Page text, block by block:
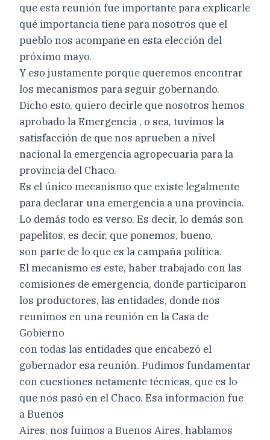
que esta reunión fue importante para explicarle
qué importancia tiene para nosotros que el
pueblo nos acompañe en esta elección del
próximo mayo.
Y eso justamente porque queremos encontrar
los mecanismos para seguir gobernando.
Dicho esto, quiero decirle que nosotros hemos
aprobado la Emergencia , o sea, tuvimos la
satisfacción de que nos aprueben a nivel
nacional la emergencia agropecuaria para la
provincia del Chaco.
Es el único mecanismo que existe legalmente
para declarar una emergencia a una provincia.
Lo demás todo es verso. Es decir, lo demás son
papelitos, es decir, que ponemos, bueno,
son parte de lo que es la campaña política.
El mecanismo es este, haber trabajado con las
comisiones de emergencia, donde participaron
los productores, las entidades, donde nos
reunimos en una reunión en la Casa de
Gobierno
con todas las entidades que encabezó el
gobernador esa reunión. Pudimos fundamentar
con cuestiones netamente técnicas, que es lo
que nos pasó en el Chaco. Esa información fue
a Buenos
Aires, nos fuimos a Buenos Aires, hablamos